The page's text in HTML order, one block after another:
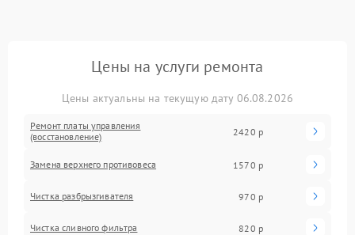
Цены на услуги ремонта
Цены актуальны на текущую дату 06.08.2026
Ремонт платы управления
(восстановление)
2420 р
Замена верхнего противовеса 1570 р
Чистка разбрызгивателя 970 р
Чистка сливного фильтра 820 р